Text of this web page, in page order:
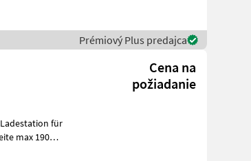
Prémiový Plus predajca
Cena na
požiadanie